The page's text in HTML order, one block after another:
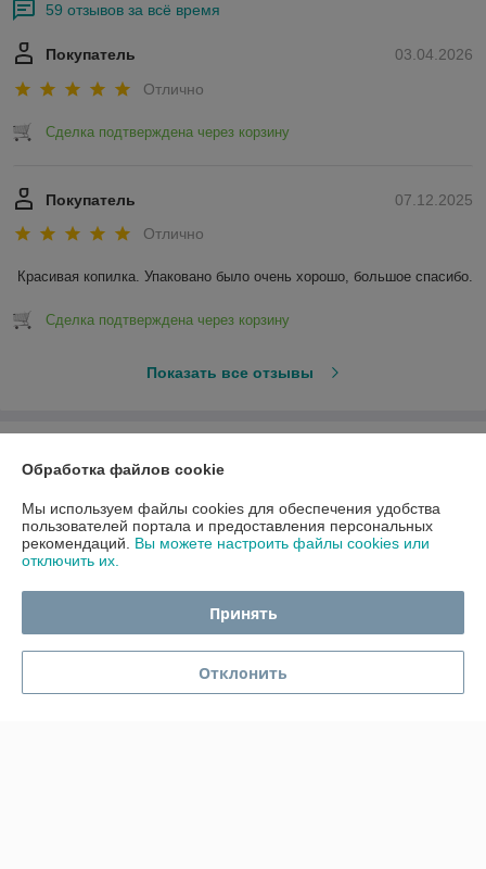
59 отзывов за всё время
03.04.2026
Покупатель
Отлично
Сделка подтверждена через корзину
07.12.2025
Покупатель
Отлично
Красивая копилка. Упаковано было очень хорошо, большое спасибо.
Сделка подтверждена через корзину
Показать все отзывы
Доставка и оплата
Полная версия сайта
Обработка файлов cookie
Мы используем файлы cookies для обеспечения удобства
пользователей портала и предоставления персональных
рекомендаций. Вы можете настроить файлы cookies или
отключить их.
Принять
Отклонить